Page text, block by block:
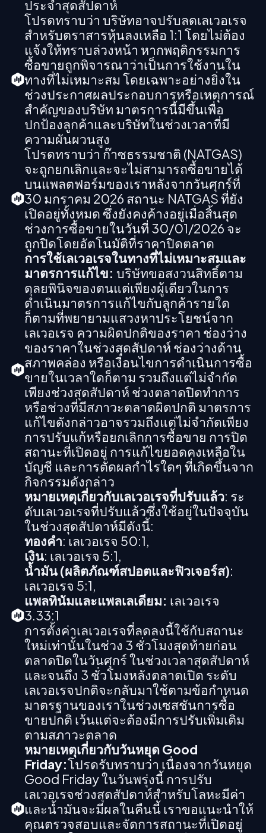
ประจำสุดสัปดาห์
โปรดทราบว่า บริษัทอาจปรับลดเลเวอเรจ
สำหรับตราสารหุ้นลงเหลือ 1:1 โดยไม่ต้อง
แจ้งให้ทราบล่วงหน้า หากพฤติกรรมการ
ซื้อขายถูกพิจารณาว่าเป็นการใช้งานใน
ทางที่ไม่เหมาะสม โดยเฉพาะอย่างยิ่งใน
ช่วงประกาศผลประกอบการหรือเหตุการณ์
สำคัญของบริษัท มาตรการนี้มีขึ้นเพื่อ
ปกป้องลูกค้าและบริษัทในช่วงเวลาที่มี
ความผันผวนสูง
โปรดทราบว่า ก๊าซธรรมชาติ (NATGAS)
จะถูกยกเลิกและจะไม่สามารถซื้อขายได้
บนแพลตฟอร์มของเราหลังจากวันศุกร์ที่
30 มกราคม 2026 สถานะ NATGAS ที่ยัง
เปิดอยู่ทั้งหมด ซึ่งยังคงค้างอยู่เมื่อสิ้นสุด
ช่วงการซื้อขายในวันที่ 30/01/2026 จะ
ถูกปิดโดยอัตโนมัติที่ราคาปิดตลาด
การใช้เลเวอเรจในทางที่ไม่เหมาะสมและ
มาตรการแก้ไข: บริษัทขอสงวนสิทธิ์ตาม
ดุลยพินิจของตนแต่เพียงผู้เดียวในการ
ดำเนินมาตรการแก้ไขกับลูกค้ารายใด
ก็ตามที่พยายามแสวงหาประโยชน์จาก
เลเวอเรจ ความผิดปกติของราคา ช่องว่าง
ของราคาในช่วงสุดสัปดาห์ ช่องว่างด้าน
สภาพคล่อง หรือเงื่อนไขการดำเนินการซื้อ
ขายในเวลาใดก็ตาม รวมถึงแต่ไม่จำกัด
เพียงช่วงสุดสัปดาห์ ช่วงตลาดปิดทำการ
หรือช่วงที่มีสภาวะตลาดผิดปกติ มาตรการ
แก้ไขดังกล่าวอาจรวมถึงแต่ไม่จำกัดเพียง
การปรับแก้หรือยกเลิกการซื้อขาย การปิด
สถานะที่เปิดอยู่ การแก้ไขยอดคงเหลือใน
บัญชี และการตัดผลกำไรใดๆ ที่เกิดขึ้นจาก
กิจกรรมดังกล่าว
หมายเหตุเกี่ยวกับเลเวอเรจที่ปรับแล้ว: ระ
ดับเลเวอเรจที่ปรับแล้วซึ่งใช้อยู่ในปัจจุบัน
ในช่วงสุดสัปดาห์มีดังนี้:
ทองคำ: เลเวอเรจ 50:1,
เงิน: เลเวอเรจ 5:1,
น้ำมัน (ผลิตภัณฑ์สปอตและฟิวเจอร์ส):
เลเวอเรจ 5:1,
แพลทินัมและแพลเลเดียม: เลเวอเรจ
3.33:1
การตั้งค่าเลเวอเรจที่ลดลงนี้ใช้กับสถานะ
ใหม่เท่านั้นในช่วง 3 ชั่วโมงสุดท้ายก่อน
ตลาดปิดในวันศุกร์ ในช่วงเวลาสุดสัปดาห์
และจนถึง 3 ชั่วโมงหลังตลาดเปิด ระดับ
เลเวอเรจปกติจะกลับมาใช้ตามข้อกำหนด
มาตรฐานของเราในช่วงเซสชันการซื้อ
ขายปกติ เว้นแต่จะต้องมีการปรับเพิ่มเติม
ตามสภาวะตลาด
หมายเหตุเกี่ยวกับวันหยุด Good
Friday:โปรดรับทราบว่า เนื่องจากวันหยุด
Good Friday ในวันพรุ่งนี้ การปรับ
เลเวอเรจช่วงสุดสัปดาห์สำหรับโลหะมีค่า
และน้ำมันจะมีผลในคืนนี้ เราขอแนะนำให้
คุณตรวจสอบและจัดการสถานะที่เปิดอยู่